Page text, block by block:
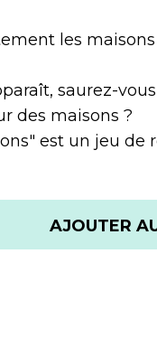
les
saurez-
des maisons ?
est un jeu de
AJOUTER